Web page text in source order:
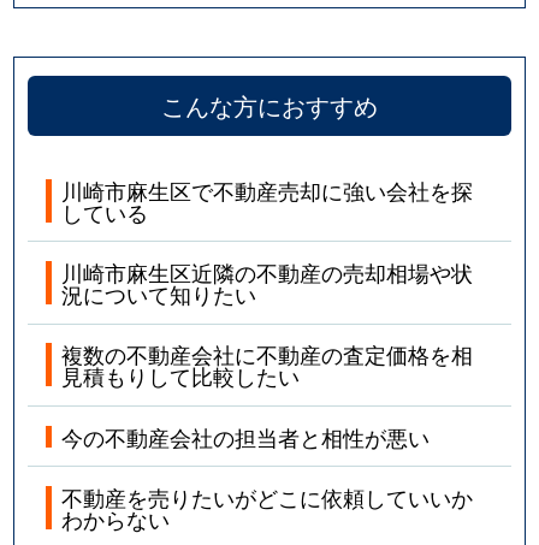
こんな方におすすめ
川崎市麻生区で不動産売却に強い会社を探
している
川崎市麻生区近隣の不動産の売却相場や状
況について知りたい
複数の不動産会社に不動産の査定価格を相
見積もりして比較したい
今の不動産会社の担当者と相性が悪い
不動産を売りたいがどこに依頼していいか
わからない